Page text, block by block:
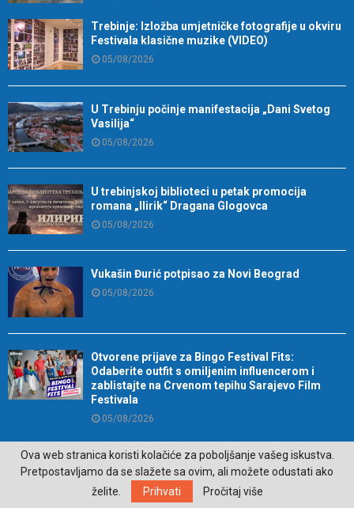
Trebinje: Izložba umjetničke fotografije u okviru
Festivala klasične muzike (VIDEO)
05/08/2026
U Trebinju počinje manifestacija „Dani Svetog
Vasilija“
05/08/2026
U trebinjskoj biblioteci u petak promocija
romana „Ilirik“ Dragana Glogovca
05/08/2026
Vukašin Đurić potpisao za Novi Beograd
05/08/2026
Otvorene prijave za Bingo Festival Fits:
Odaberite outfit s omiljenim influencerom i
zablistajte na Crvenom tepihu Sarajevo Film
Festivala
05/08/2026
U Srpskoj rođene 32 bebe: U Trebinju djevojčica
05/08/2026
Ova web stranica koristi kolačiće za poboljšanje vašeg iskustva.
Pretpostavljamo da se slažete sa ovim, ali možete odustati ako
želite.
Prihvati Pročitaj više